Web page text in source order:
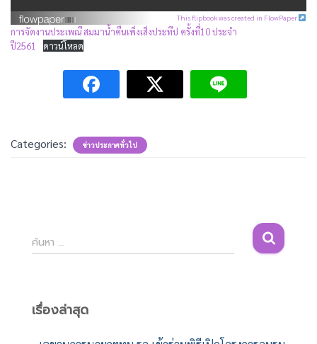
This flipbook was created in FlowPaper
การจัดงานประเพณี สมมาน้ำคืนเพ็งเส็งประทีป ครั้งที่10 ประจำ
ปี2561
ดาวน์โหลด
Categories: ข่าวประกาศทั่วไป
ค้
น
สำ
ค้นหา …
เรื่องล่าสุด